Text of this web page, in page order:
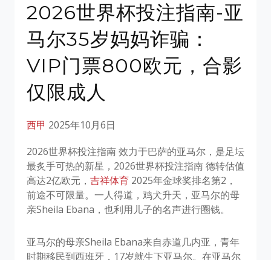
2026世界杯投注指南-亚
马尔35岁妈妈诈骗：
VIP门票800欧元，合影
仅限成人
西甲 2025年10月6日
2026世界杯投注指南 效力于巴萨的亚马尔，是足坛
最炙手可热的新星，2026世界杯投注指南 德转估值
高达2亿欧元， 吉祥体育 2025年金球奖排名第2，
前途不可限量。一人得道，鸡犬升天，亚马尔的母
亲Sheila Ebana，也利用儿子的名声进行圈钱。
亚马尔的母亲Sheila Ebana来自赤道几内亚，青年
时期移民到西班牙，17岁就生下亚马尔。在亚马尔